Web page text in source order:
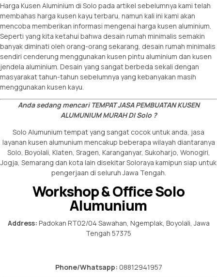
Harga Kusen Aluminium di Solo pada artikel sebelumnya kami telah
membahas harga kusen kayu terbaru, namun kali ini kami akan
mencoba memberikan informasi mengenai harga kusen aluminium.
Seperti yang kita ketahui bahwa desain rumah minimalis semakin
banyak diminati oleh orang-orang sekarang, desain rumah minimalis
sendiri cenderung menggunakan kusen pintu aluminium dan kusen
jendela aluminium. Desain yang sangat berbeda sekali dengan
masyarakat tahun-tahun sebelumnya yang kebanyakan masih
menggunakan kusen kayu.
Anda sedang mencari TEMPAT JASA PEMBUATAN KUSEN
ALUMUNIUM MURAH DI Solo ?
Solo Alumunium tempat yang sangat cocok untuk anda, jasa
layanan kusen alumunium mencakup beberapa wilayah diantaranya
Solo, Boyolali, Klaten, Sragen, Karanganyar, Sukoharjo, Wonogiri,
Jogja, Semarang dan kota lain disekitar Soloraya kamipun siap untuk
pengerjaan di seluruh Jawa Tengah.
Workshop & Office Solo
Alumunium
Address: Padokan RT02/04 Sawahan, Ngemplak, Boyolali, Jawa
Tengah 57375
Phone/Whatsapp: 08812941957